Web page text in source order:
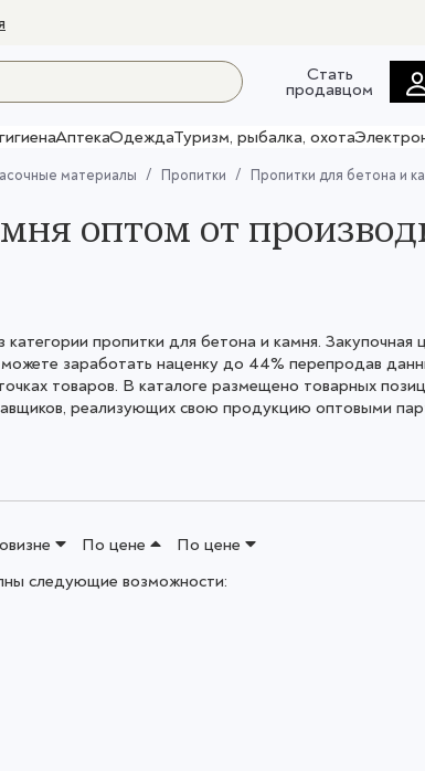
Стать
продавцом
АптекаОдеждаТуризм, рыбалка, охота
материалы Пропитки Пропитки для бетона и
оптом от
пропитки для бетона и камня. Закупочная
заработать наценку до 44% перепродав
товаров. В каталоге размещено товарных
реализующих свою продукцию оптовыми
По цене
По цене
следующие возможности: